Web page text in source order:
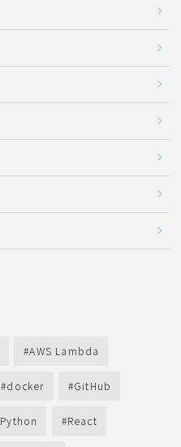
AWS Lambda
docker GitHub
Python React